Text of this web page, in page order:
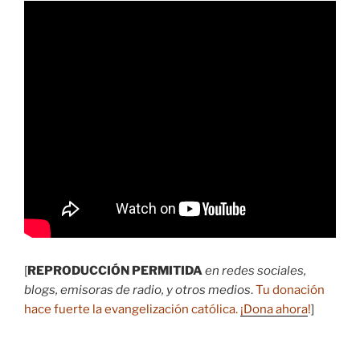
[REPRODUCCIÓN PERMITIDAen redes sociales,
blogs, emisoras de radio, y otros medios.Tu donación
hace fuerte la evangelización católica. ¡Dona ahora!]